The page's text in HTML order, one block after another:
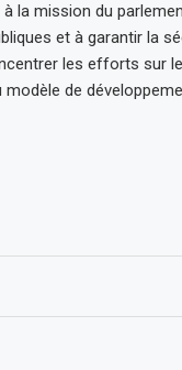
la mission du
et à garantir la
les efforts sur le
de